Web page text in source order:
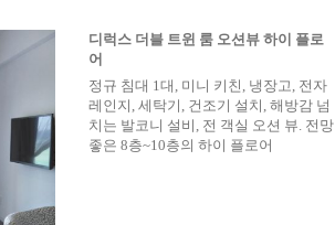
디럭스 더블 트윈 룸 오션뷰 하이 플로
어
정규 침대 1대, 미니 키친, 냉장고, 전자
레인지, 세탁기, 건조기 설치, 해방감 넘
치는 발코니 설비, 전 객실 오션 뷰. 전망
좋은 8층~10층의 하이 플로어